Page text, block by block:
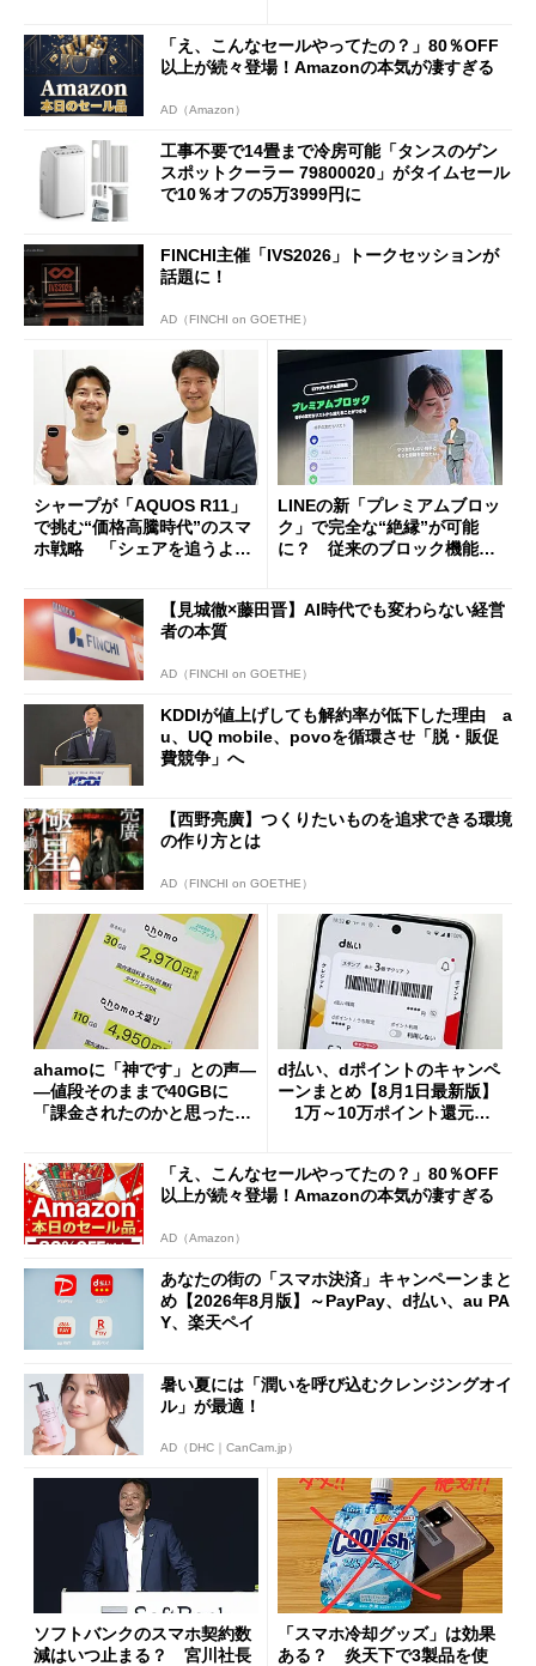
「え、こんなセールやってたの？」80％OFF
以上が続々登場！Amazonの本気が凄すぎる
AD（Amazon）
工事不要で14畳まで冷房可能「タンスのゲン
スポットクーラー 79800020」がタイムセール
で10％オフの5万3999円に
FINCHI主催「IVS2026」トークセッションが
話題に！
AD（FINCHI on GOETHE）
シャープが「AQUOS R11」
で挑む“価格高騰時代”のスマ
ホ戦略 「シェアを追うより
LINEの新「プレミアムブロッ
ク」で完全な“絶縁”が可能
に？ 従来のブロック機能と
【見城徹×藤田晋】AI時代でも変わらない経営
者の本質
AD（FINCHI on GOETHE）
KDDIが値上げしても解約率が低下した理由 a
u、UQ mobile、povoを循環させ「脱・販促
費競争」へ
【西野亮廣】つくりたいものを追求できる環境
の作り方とは
AD（FINCHI on GOETHE）
ahamoに「神です」との声―
―値段そのままで40GBに
「課金されたのかと思った」
d払い、dポイントのキャンペ
ーンまとめ【8月1日最新版】
1万～10万ポイント還元の
「え、こんなセールやってたの？」80％OFF
以上が続々登場！Amazonの本気が凄すぎる
AD（Amazon）
あなたの街の「スマホ決済」キャンペーンまと
め【2026年8月版】～PayPay、d払い、au PA
Y、楽天ペイ
暑い夏には「潤いを呼び込むクレンジングオイ
ル」が最適！
AD（DHC｜CanCam.jp）
ソフトバンクのスマホ契約数
減はいつ止まる？ 宮川社長
「スマホ冷却グッズ」は効果
ある？ 炎天下で3製品を使